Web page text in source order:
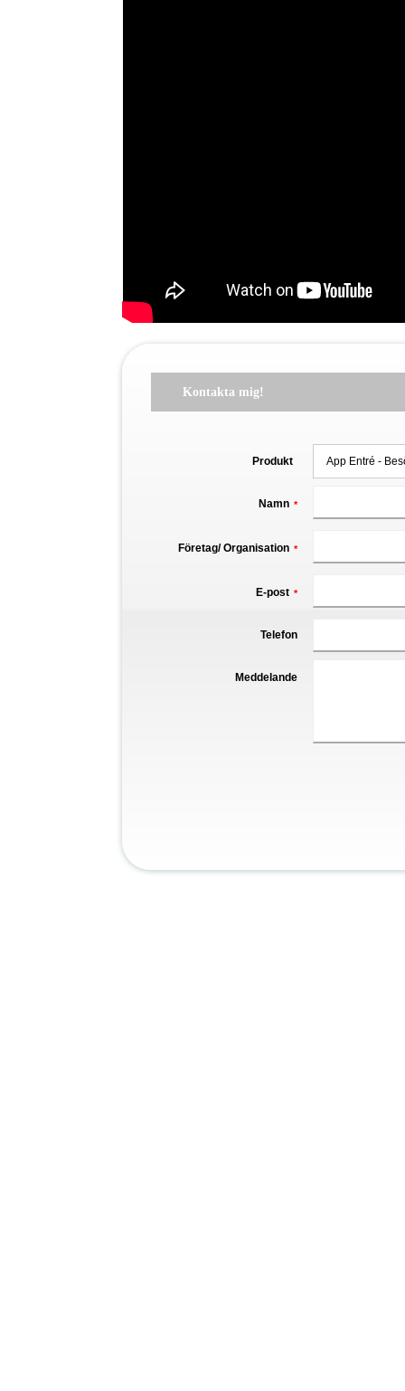
Kontakta mig!
Produkt
Namn *
Företag/ Organisation *
E-post *
Telefon
Meddelande